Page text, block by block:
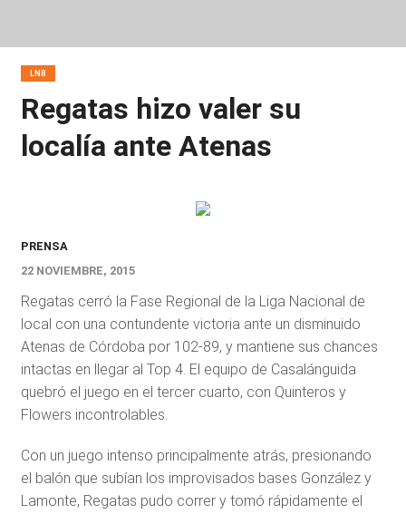
LNB
Regatas hizo valer su
localía ante Atenas
PRENSA
22 NOVIEMBRE, 2015
Regatas cerró la Fase Regional de la Liga Nacional de
local con una contundente victoria ante un disminuido
Atenas de Córdoba por 102-89, y mantiene sus chances
intactas en llegar al Top 4. El equipo de Casalánguida
quebró el juego en el tercer cuarto, con Quinteros y
Flowers incontrolables.
Con un juego intenso principalmente atrás, presionando
el balón que subían los improvisados bases González y
Lamonte, Regatas pudo correr y tomó rápidamente el